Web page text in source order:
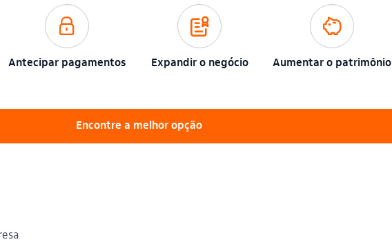
seguranca_outline
Antecipar pagamentos
garantia_outline
Expandir o negócio
poupanca_outline
Aumentar o patrimônio​
Encontre a melhor opção